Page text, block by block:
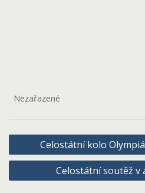
Nezařazené
Navigace
pro
příspěvek
Celostátní kolo
Celostátní soutěž